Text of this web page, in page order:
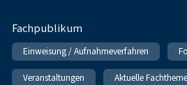
Fachpublikum
Einweisung / Aufnahmeverfahren
Veranstaltungen Aktuelle